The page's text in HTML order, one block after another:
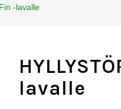
-lavalle
lavalle